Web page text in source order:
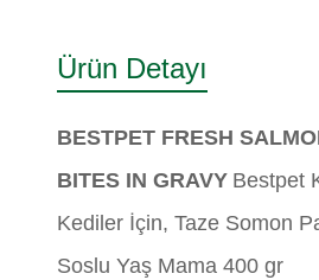
Ürün Detayı
BESTPET FRESH
BITES IN GRAVY Bestpet
Kediler İçin, Taze Somon
Soslu Yaş Mama 400 gr